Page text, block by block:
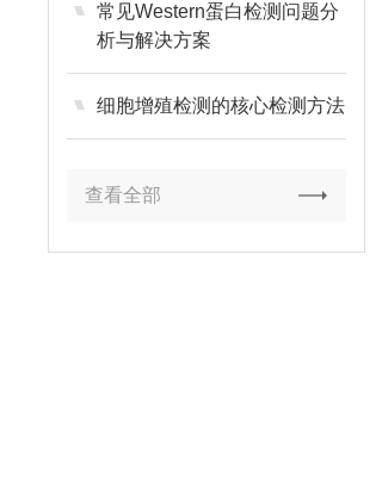
常见Western蛋白检测问题分
析与解决方案
细胞增殖检测的核心检测方法
查看全部